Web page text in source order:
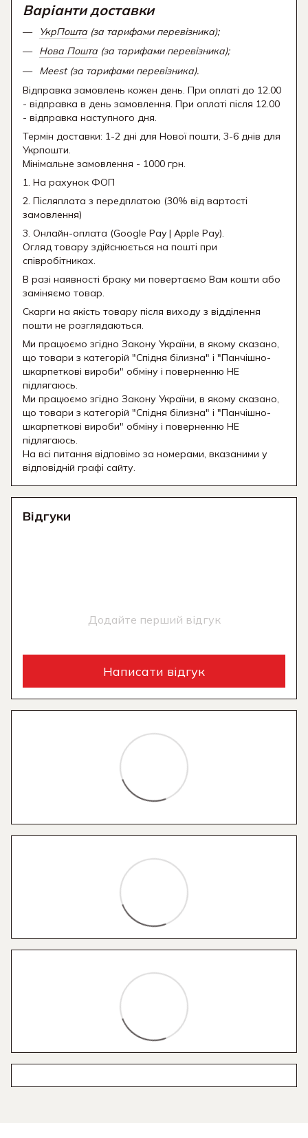
Варіанти доставки
УкрПошта (за тарифами перевізника);
Нова Пошта (за тарифами перевізника);
Meest (за тарифами перевізника).
Відправка замовлень кожен день. При оплаті до 12.00
- відправка в день замовлення. При оплаті після 12.00
- відправка наступного дня.
Термін доставки: 1-2 дні для Нової пошти, 3-6 днів для
Укрпошти.
Мінімальне замовлення - 1000 грн.
1. На рахунок ФОП
2. Післяплата з передплатою (30% від вартості
замовлення)
3. Онлайн-оплата (Google Pay | Apple Pay).
Огляд товару здійснюється на пошті при
співробітниках.
В разі наявності браку ми повертаємо Вам кошти або
заміняємо товар.
Скарги на якість товару після виходу з відділення
пошти не розглядаються.
Ми працюємо згідно Закону України, в якому сказано,
що товари з категорій "Спідня білизна" і "Панчішно-
шкарпеткові вироби" обміну і поверненню НЕ
підлягаюсь.
Ми працюємо згідно Закону України, в якому сказано,
що товари з категорій "Спідня білизна" і "Панчішно-
шкарпеткові вироби" обміну і поверненню НЕ
підлягаюсь.
На всі питання відповімо за номерами, вказаними у
відповідній графі сайту.
Відгуки
Додайте перший відгук
Написати відгук